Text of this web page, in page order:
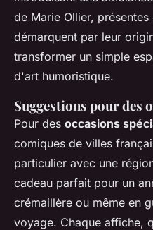
de Marie Ollier,
démarquent par leur
transformer un simple
d'art humoristique.
Suggestions pour des
Pour des occasions
comiques de villes
particulier avec une
cadeau parfait pour un
crémaillère ou même en
voyage. Chaque affiche,